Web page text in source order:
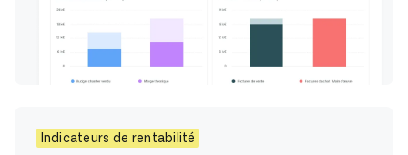
Indicateurs de rentabilité